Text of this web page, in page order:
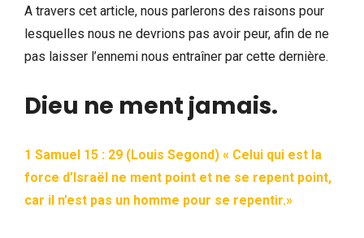
A travers cet article, nous parlerons des raisons pour
lesquelles nous ne devrions pas avoir peur, afin de ne
pas laisser l’ennemi nous entraîner par cette dernière.
Dieu ne ment jamais.
1 Samuel 15 : 29 (Louis Segond) « Celui qui est la
force d’Israël ne ment point et ne se repent point,
car il n’est pas un homme pour se repentir.»